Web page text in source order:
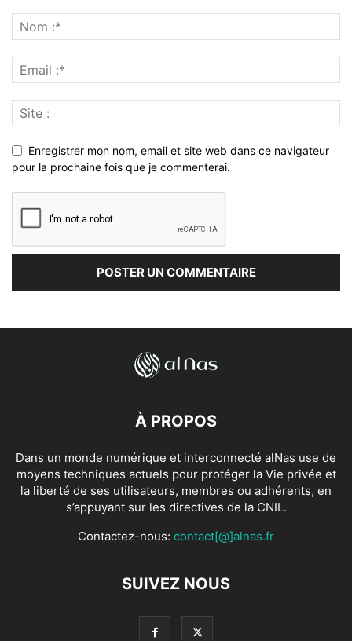
Enregistrer mon nom, email et site web dans ce navigateur
pour la prochaine fois que je commenterai.
À PROPOS
Dans un monde numérique et interconnecté alNas use de
moyens techniques actuels pour protéger la Vie privée et
la liberté de ses utilisateurs, membres ou adhérents, en
s’appuyant sur les directives de la CNIL.
Contactez-nous: contact[@]alnas.fr
SUIVEZ NOUS